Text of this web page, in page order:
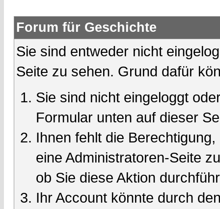
Forum für Geschichte
Sie sind entweder nicht
Seite zu sehen. Grund dafür
Sie sind nicht eingeloggt
Formular unten auf dieser
Ihnen fehlt die
eine Administratoren-Seite
ob Sie diese Aktion
Ihr Account könnte durch